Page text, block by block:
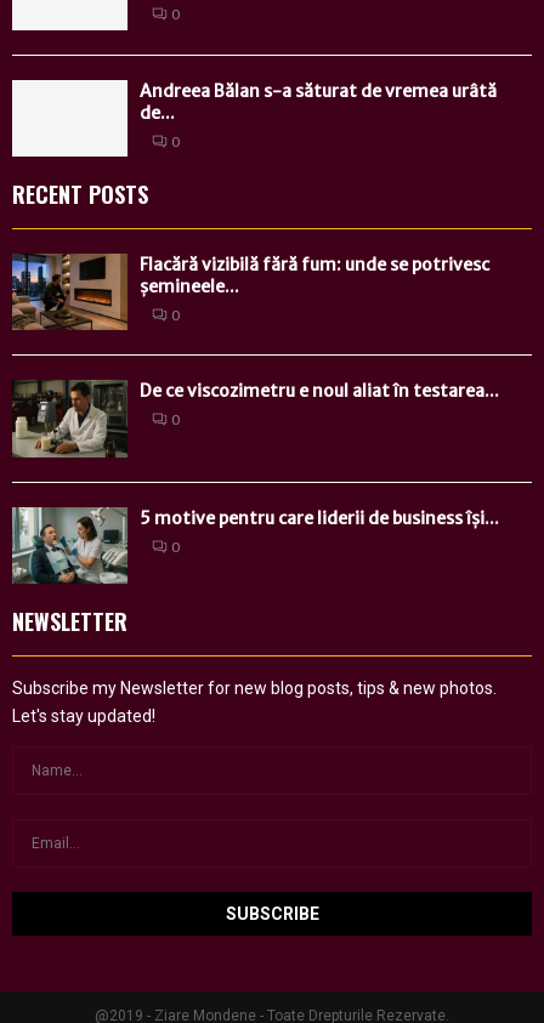
0
Andreea Bălan s-a săturat de vremea urâtă
de...
0
RECENT POSTS
Flacără vizibilă fără fum: unde se potrivesc
șemineele...
0
De ce viscozimetru e noul aliat în testarea...
0
5 motive pentru care liderii de business își...
0
NEWSLETTER
Subscribe my Newsletter for new blog posts, tips & new photos.
Let's stay updated!
@2019 - Ziare Mondene - Toate Drepturile Rezervate.